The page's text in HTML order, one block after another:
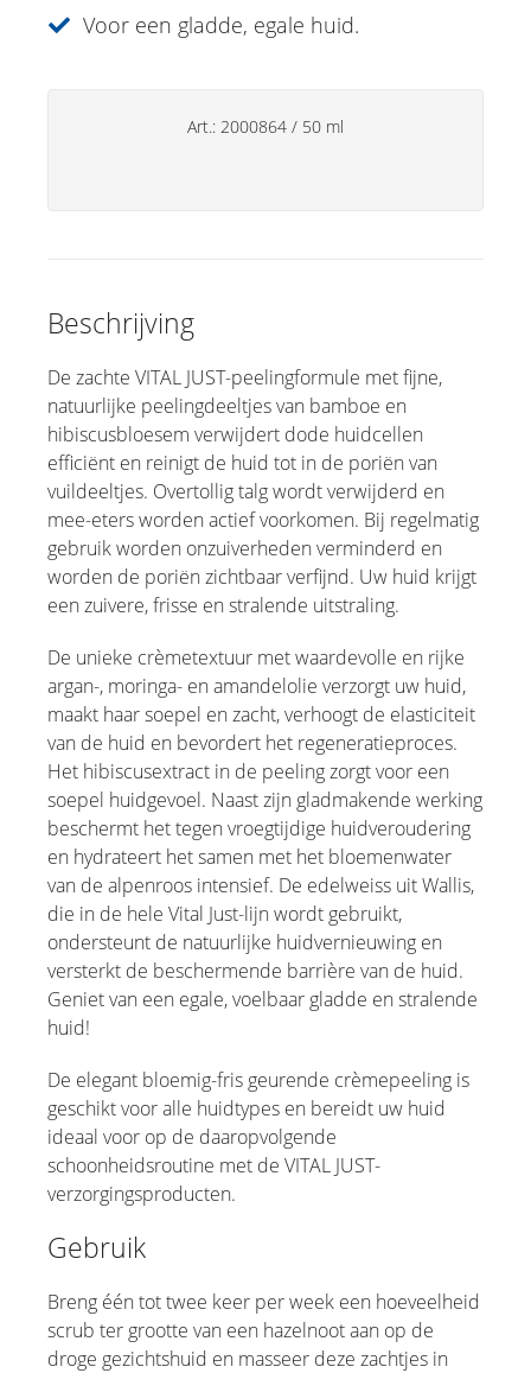
Just for Men
Handverzorging
Voor een gladde, egale huid.
Art.: 2000864 / 50 ml
Beschrijving
De zachte VITAL JUST-peelingformule met fijne,
natuurlijke peelingdeeltjes van bamboe en
hibiscusbloesem verwijdert dode huidcellen
efficiënt en reinigt de huid tot in de poriën van
vuildeeltjes. Overtollig talg wordt verwijderd en
mee-eters worden actief voorkomen. Bij regelmatig
gebruik worden onzuiverheden verminderd en
worden de poriën zichtbaar verfijnd. Uw huid krijgt
een zuivere, frisse en stralende uitstraling.
De unieke crèmetextuur met waardevolle en rijke
argan-, moringa- en amandelolie verzorgt uw huid,
maakt haar soepel en zacht, verhoogt de elasticiteit
van de huid en bevordert het regeneratieproces.
Het hibiscusextract in de peeling zorgt voor een
soepel huidgevoel. Naast zijn gladmakende werking
beschermt het tegen vroegtijdige huidveroudering
en hydrateert het samen met het bloemenwater
van de alpenroos intensief. De edelweiss uit Wallis,
die in de hele Vital Just-lijn wordt gebruikt,
ondersteunt de natuurlijke huidvernieuwing en
versterkt de beschermende barrière van de huid.
Geniet van een egale, voelbaar gladde en stralende
huid!
De elegant bloemig-fris geurende crèmepeeling is
geschikt voor alle huidtypes en bereidt uw huid
ideaal voor op de daaropvolgende
schoonheidsroutine met de VITAL JUST-
verzorgingsproducten.
Gebruik
Breng één tot twee keer per week een hoeveelheid
scrub ter grootte van een hazelnoot aan op de
droge gezichtshuid en masseer deze zachtjes in